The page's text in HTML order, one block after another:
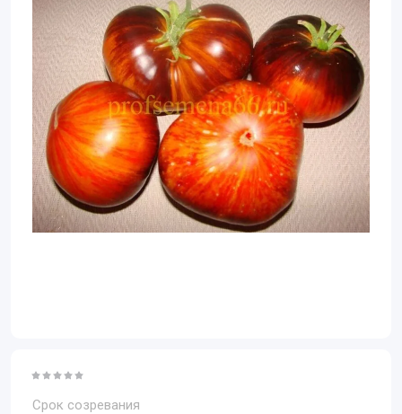
Срок созревания